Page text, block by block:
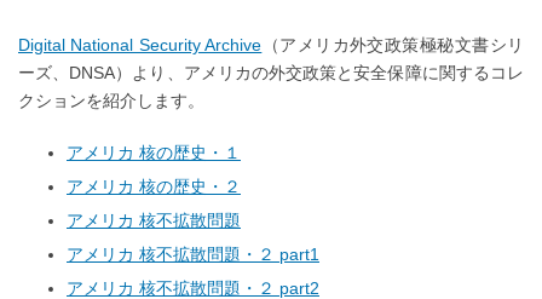
Digital National Security Archive （アメリカ外交政策極秘文書シリ
ーズ、DNSA）より、アメリカの外交政策と安全保障に関するコレ
クションを紹介します。
アメリカ 核の歴史・１
アメリカ 核の歴史・２
アメリカ 核不拡散問題
アメリカ 核不拡散問題・２ part1
アメリカ 核不拡散問題・２ part2